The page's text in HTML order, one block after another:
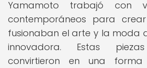
Yamamoto trabajó con
contemporáneos para
fusionaban el arte y la moda
innovadora. Estas
convirtieron en una forma